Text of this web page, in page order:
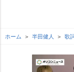
ホーム 半田健人 歌